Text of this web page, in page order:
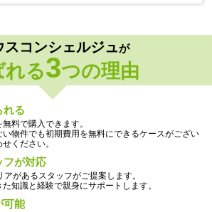
スコンシェルジュが
れる3つの理由
れる
料で購入できます。
物件でも初期費用を無料にできるケースがござい
ください。
フが対応
があるスタッフがご提案します。
知識と経験で親身にサポートします。
可能